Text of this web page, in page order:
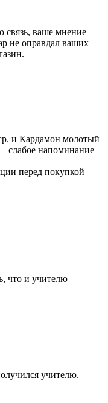
связь, ваше мнение
не оправдал ваших
и Кардамон молотый
слабое напоминание
перед покупкой
что и учителю
учителю.